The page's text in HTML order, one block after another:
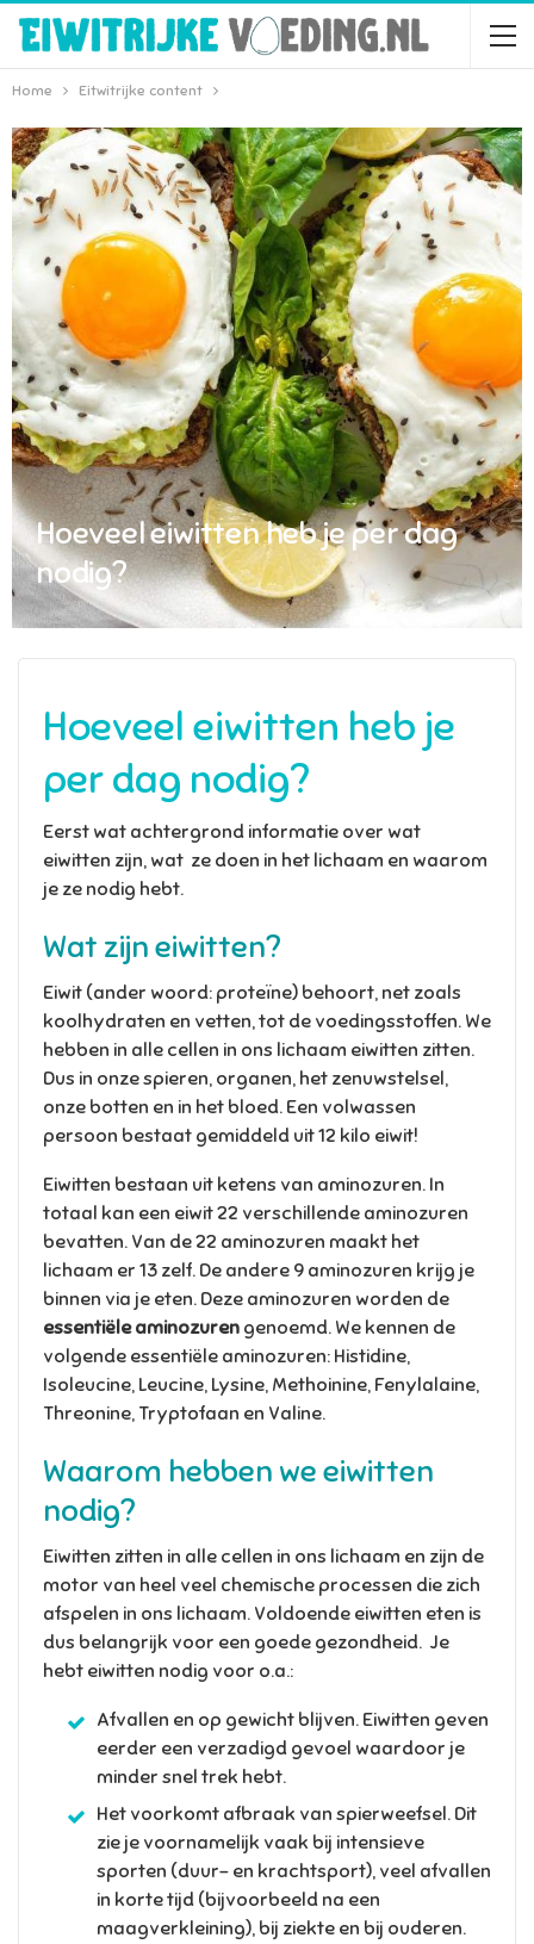
Home Eitwitrijke content
Hoeveel eiwitten heb je per dag
nodig?
Hoeveel eiwitten heb je
per dag nodig?
Eerst wat achtergrond informatie over wat
eiwitten zijn, wat ze doen in het lichaam en waarom
je ze nodig hebt.
Wat zijn eiwitten?
Eiwit (ander woord: proteïne) behoort, net zoals
koolhydraten en vetten, tot de voedingsstoffen. We
hebben in alle cellen in ons lichaam eiwitten zitten.
Dus in onze spieren, organen, het zenuwstelsel,
onze botten en in het bloed. Een volwassen
persoon bestaat gemiddeld uit 12 kilo eiwit!
Eiwitten bestaan uit ketens van aminozuren. In
totaal kan een eiwit 22 verschillende aminozuren
bevatten. Van de 22 aminozuren maakt het
lichaam er 13 zelf. De andere 9 aminozuren krijg je
binnen via je eten. Deze aminozuren worden de
essentiële aminozuren genoemd. We kennen de
volgende essentiële aminozuren: Histidine,
Isoleucine, Leucine, Lysine, Methoinine, Fenylalaine,
Threonine, Tryptofaan en Valine.
Waarom hebben we eiwitten
nodig?
Eiwitten zitten in alle cellen in ons lichaam en zijn de
motor van heel veel chemische processen die zich
afspelen in ons lichaam. Voldoende eiwitten eten is
dus belangrijk voor een goede gezondheid. Je
hebt eiwitten nodig voor o.a.:
Afvallen en op gewicht blijven. Eiwitten geven
eerder een verzadigd gevoel waardoor je
minder snel trek hebt.
Het voorkomt afbraak van spierweefsel. Dit
zie je voornamelijk vaak bij intensieve
sporten (duur- en krachtsport), veel afvallen
in korte tijd (bijvoorbeeld na een
maagverkleining), bij ziekte en bij ouderen.